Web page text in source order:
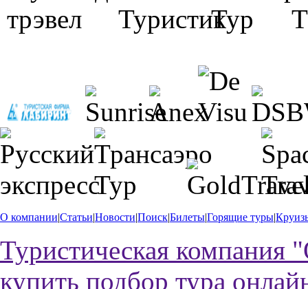
О компании Статьи Новости ПоискБилетыГорящие туры
Туристическая компания
купить подбор тура